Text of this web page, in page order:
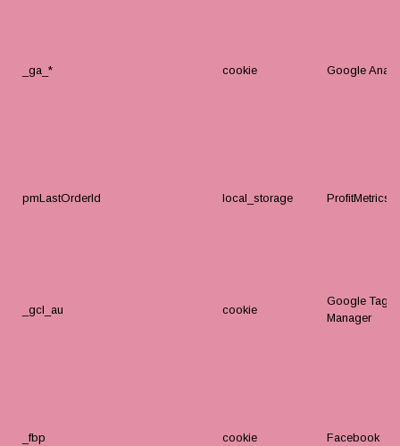
_ga_* cookie Google
pmLastOrderId local_storage
_gcl_au cookie
Google Tag
Manager
_fbp cookie Facebook